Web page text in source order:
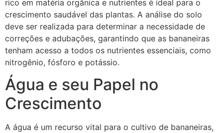
rico em matéria orgânica e nutrientes é ideal para o
crescimento saudável das plantas. A análise do solo
deve ser realizada para determinar a necessidade de
correções e adubações, garantindo que as bananeiras
tenham acesso a todos os nutrientes essenciais, como
nitrogênio, fósforo e potássio.
Água e seu Papel no
Crescimento
A água é um recurso vital para o cultivo de bananeiras,